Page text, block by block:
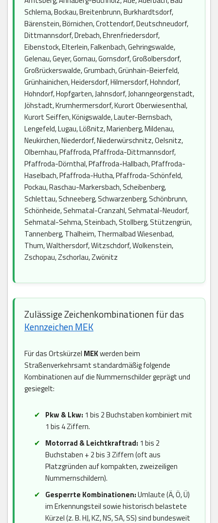
Schlema, Bockau, Breitenbrunn, Burkhardtsdorf,
Bärenstein, Börnichen, Crottendorf, Deutschneudorf,
Dittmannsdorf, Drebach, Ehrenfriedersdorf,
Eibenstock, Elterlein, Falkenbach, Gehringswalde,
Gelenau, Geyer, Gornau, Gornsdorf, Großolbersdorf,
Großrückerswalde, Grumbach, Grünhain-Beierfeld,
Grünhainichen, Heidersdorf, Hilmersdorf, Hohndorf,
Hohndorf, Hopfgarten, Jahnsdorf, Johanngeorgenstadt,
Jöhstadt, Krumhermersdorf, Kurort Oberwiesenthal,
Kurort Seiffen, Königswalde, Lauter-Bernsbach,
Lengefeld, Lugau, Lößnitz, Marienberg, Mildenau,
Neukirchen, Niederdorf, Niederwürschnitz, Oelsnitz,
Olbernhau, Pfaffroda, Pfaffroda-Dittmannsdorf,
Pfaffroda-Dörnthal, Pfaffroda-Hallbach, Pfaffroda-
Haselbach, Pfaffroda-Hutha, Pfaffroda-Schönfeld,
Pockau, Raschau-Markersbach, Scheibenberg,
Schlettau, Schneeberg, Schwarzenberg, Schönbrunn,
Schönheide, Sehmatal-Cranzahl, Sehmatal-Neudorf,
Sehmatal-Sehma, Steinbach, Stollberg, Stützengrün,
Tannenberg, Thalheim, Thermalbad Wiesenbad,
Thum, Walthersdorf, Witzschdorf, Wolkenstein,
Zschopau, Zschorlau, Zwönitz
Zulässige Zeichenkombinationen für das
Kennzeichen MEK
Für das Ortskürzel MEKwerden beim
Straßenverkehrsamt standardmäßig folgende
Kombinationen auf die Nummernschilder geprägt und
gesiegelt:
Pkw & Lkw: 1 bis 2 Buchstaben kombiniert mit
1 bis 4 Ziffern.
Motorrad & Leichtkraftrad: 1 bis 2
Buchstaben + 2 bis 3 Ziffern (oft aus
Platzgründen auf kompakten, zweizeiligen
Nummernschildern).
Gesperrte Kombinationen:Umlaute (Ä, Ö, Ü)
im Erkennungsteil sowie historisch belastete
Kürzel (z. B. HJ, KZ, NS, SA, SS) sind bundesweit